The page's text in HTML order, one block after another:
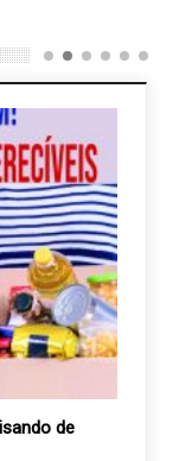
de